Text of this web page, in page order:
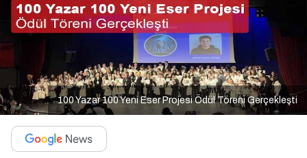
100 Yazar 100 Yeni Eser Projesi Ödül Töreni Gerçekleşti